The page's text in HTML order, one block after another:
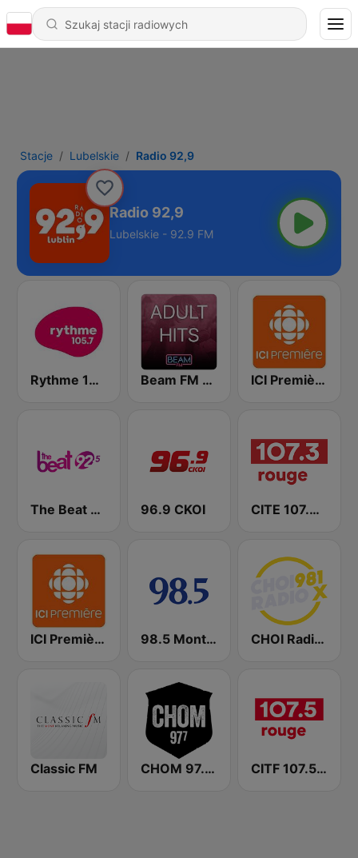
Stacje Lubelskie Radio 92,9
Radio 92,9
Lubelskie - 92.9 FM
Rythme 105.7 FM Beam FM - Adult Hits ICI Première Montréal
The Beat 92.5 FM 96.9 CKOI CITE 107.3 Rouge FM
ICI Première Québec 98.5 Montréal CHOI Radio X 98.1 FM
Classic FM CHOM 97.7 FM CITF 107.5 Rouge FM